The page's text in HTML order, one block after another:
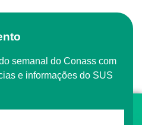
e informações do SUS